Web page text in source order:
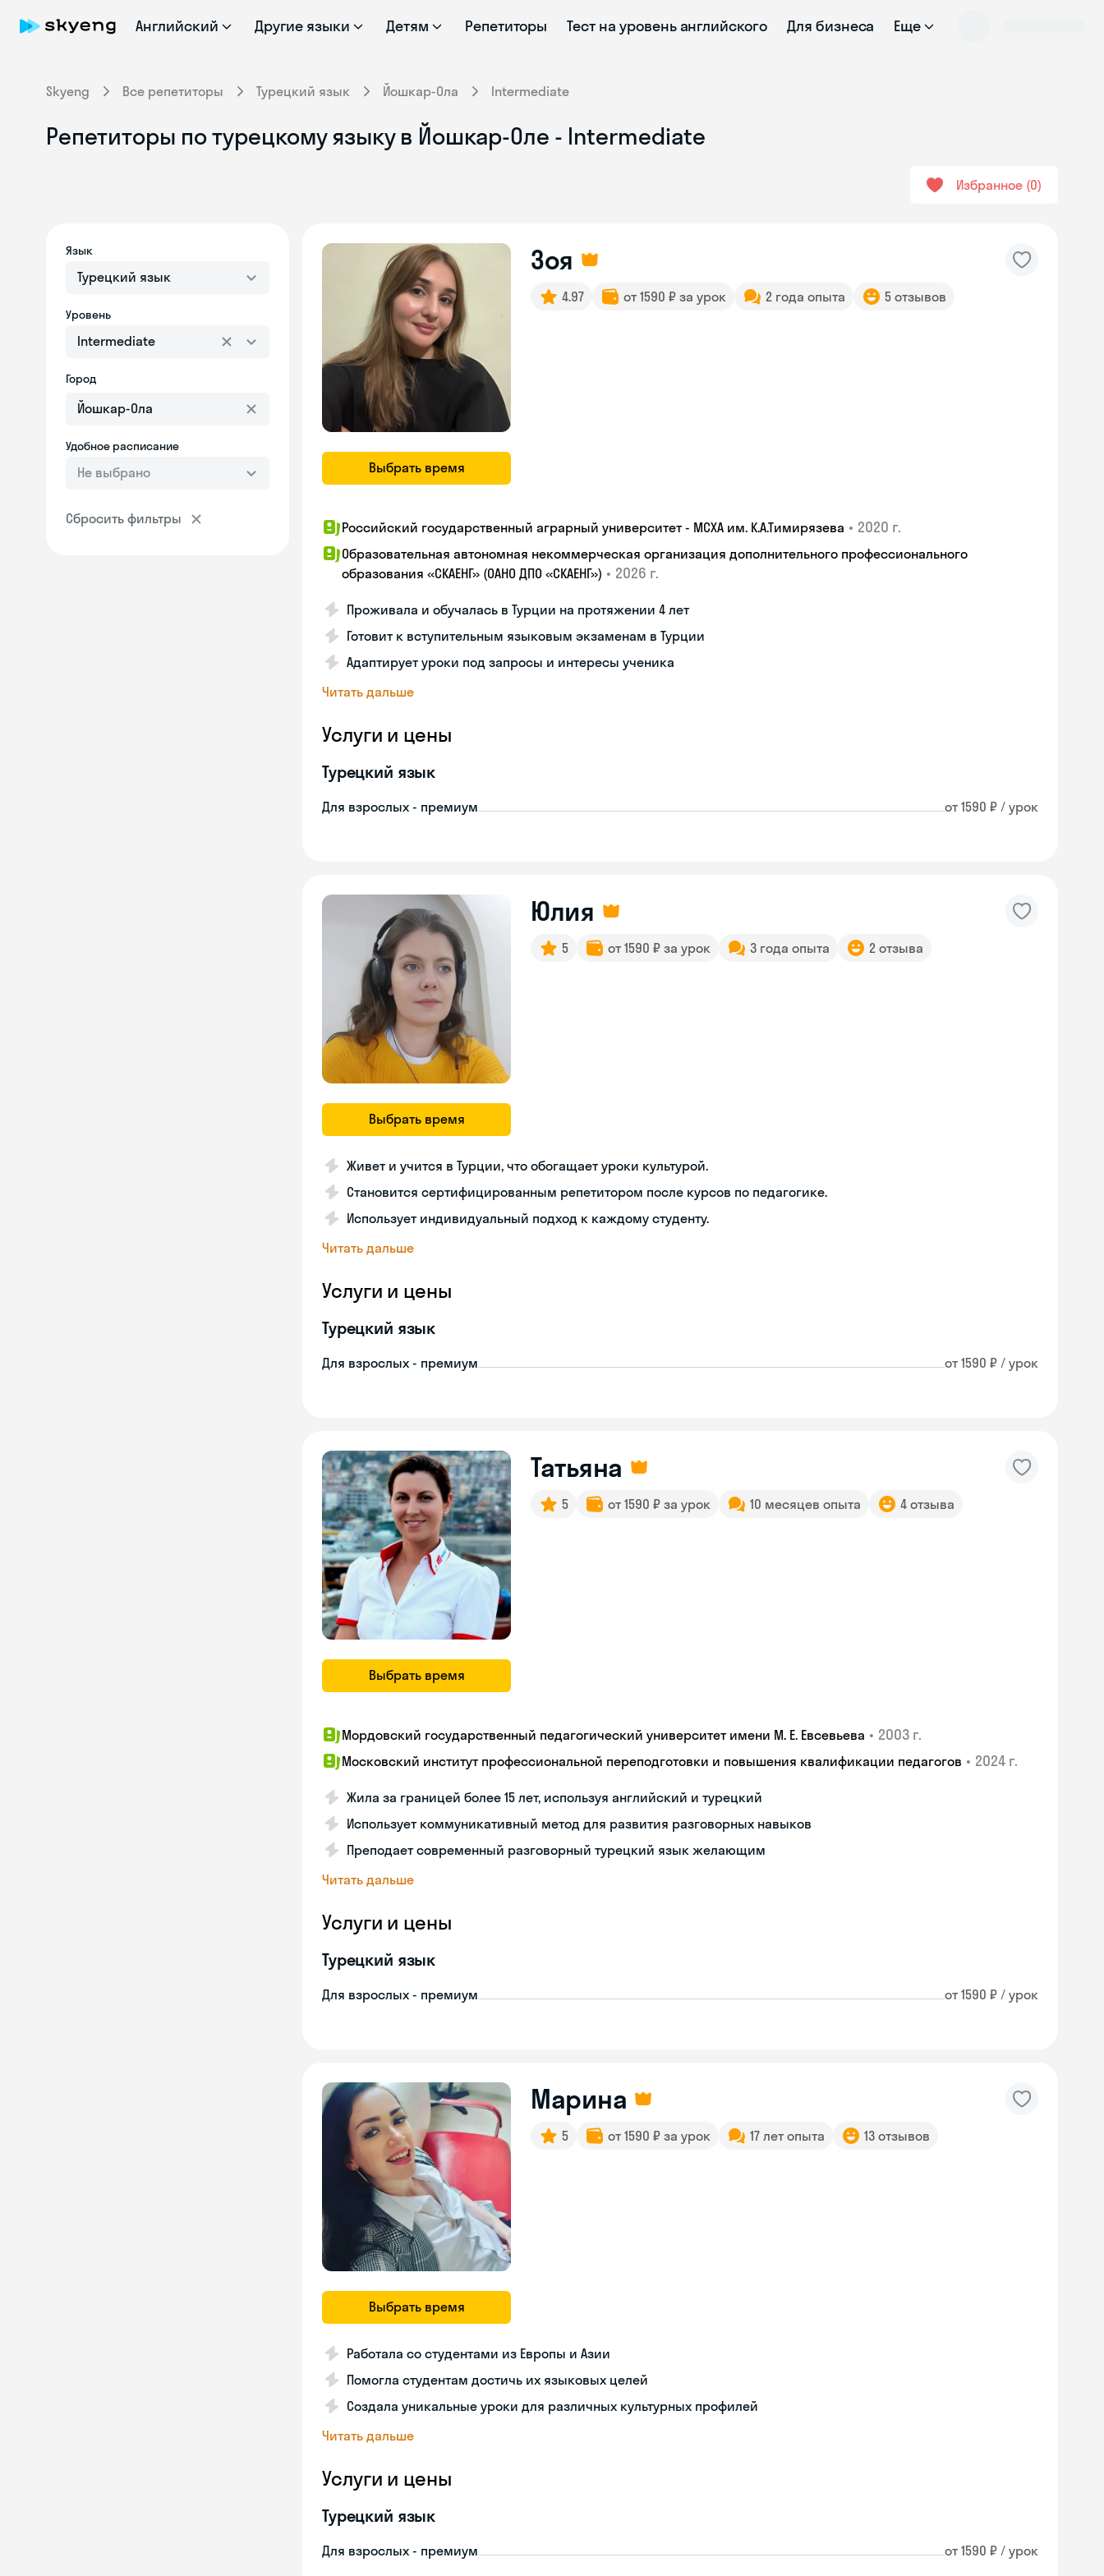
Английский Другие языки Детям Репетиторы Тест на уровень английского Для бизнеса Еще
Skyeng Все репетиторы Турецкий язык Йошкар-Ола Intermediate
Репетиторы по турецкому языку в Йошкар-Оле - Intermediate
Избранное 0
Язык
Турецкий язык
Уровень
Intermediate
Город
Удобное расписание
Не выбрано
Сбросить фильтры
Выбрать время
Зоя
4.97 от 1590 ₽ за урок 2 года опыта 5 отзывов
Российский государственный аграрный университет - МСХА им. К.А.Тимирязева • 2020 г.
Образовательная автономная некоммерческая организация дополнительного профессионального
образования «СКАЕНГ» (ОАНО ДПО «СКАЕНГ») • 2026 г.
Проживала и обучалась в Турции на протяжении 4 лет
Готовит к вступительным языковым экзаменам в Турции
Адаптирует уроки под запросы и интересы ученика
Читать дальше
Услуги и цены
Турецкий язык
Для взрослых - премиум от 1590 ₽ / урок
Выбрать время
Юлия
5 от 1590 ₽ за урок 3 года опыта 2 отзыва
Живет и учится в Турции, что обогащает уроки культурой.
Становится сертифицированным репетитором после курсов по педагогике.
Использует индивидуальный подход к каждому студенту.
Читать дальше
Услуги и цены
Турецкий язык
Для взрослых - премиум от 1590 ₽ / урок
Выбрать время
Татьяна
5 от 1590 ₽ за урок 10 месяцев опыта 4 отзыва
Мордовский государственный педагогический университет имени М. Е. Евсевьева • 2003 г.
Московский институт профессиональной переподготовки и повышения квалификации педагогов • 2024 г.
Жила за границей более 15 лет, используя английский и турецкий
Использует коммуникативный метод для развития разговорных навыков
Преподает современный разговорный турецкий язык желающим
Читать дальше
Услуги и цены
Турецкий язык
Для взрослых - премиум от 1590 ₽ / урок
Выбрать время
Марина
5 от 1590 ₽ за урок 17 лет опыта 13 отзывов
Работала со студентами из Европы и Азии
Помогла студентам достичь их языковых целей
Создала уникальные уроки для различных культурных профилей
Читать дальше
Услуги и цены
Турецкий язык
Для взрослых - премиум от 1590 ₽ / урок